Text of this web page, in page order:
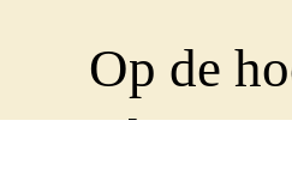
Op de